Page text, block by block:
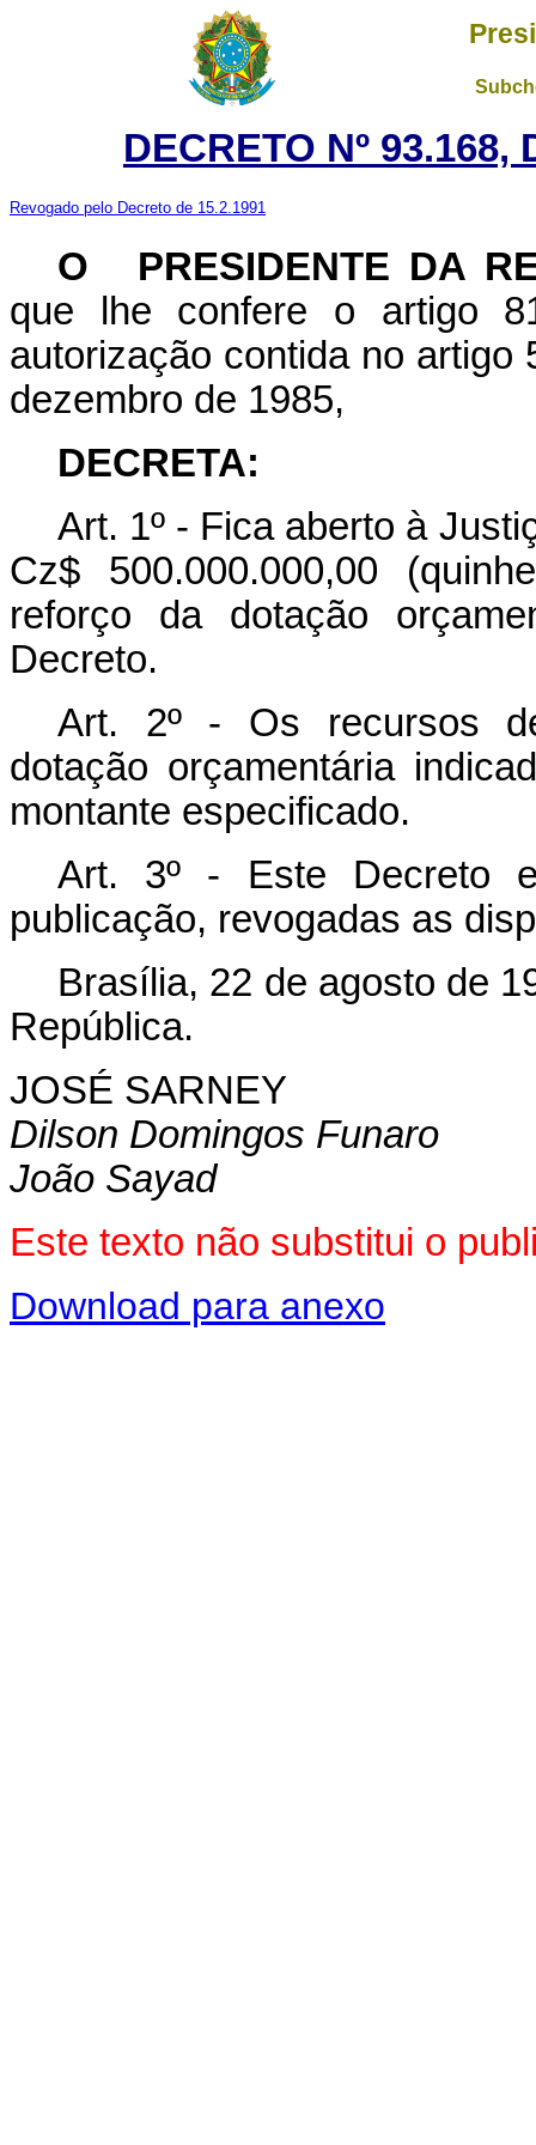
DECRETO Nº 93.168,
Revogado pelo Decreto de 15.2.1991
O
PRESIDENTE DA
que lhe confere o artigo
autorização contida no artigo
dezembro de 1985,
DECRETA:
Art. 1º - Fica aberto à
Cz$ 500.000.000,00
reforço da dotação
Decreto.
Art. 2º - Os recursos
dotação orçamentária
montante especificado.
Art. 3º - Este Decreto
publicação, revogadas as
Brasília, 22 de agosto de
República.
JOSÉ SARNEY
Dilson Domingos Funaro
João Sayad
Este texto não substitui o
Download para anexo